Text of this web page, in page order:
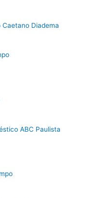
Caetano Diadema
ABC Paulista